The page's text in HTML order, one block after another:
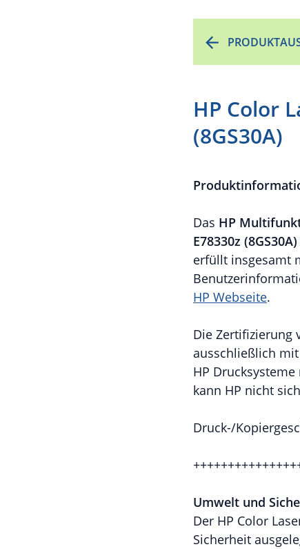
HP Color
(8GS30A)
Das HP
E78330z (8GS30A)
erfüllt insgesamt
HP Webseite.
Die Zertifizierung
ausschließlich
HP
kann HP nicht
Druck-/
Umwelt und
Der HP Color
Sicherheit